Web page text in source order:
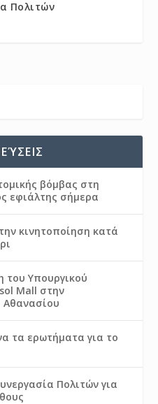
Πολιτών
βόμβας στη
εφιάλτης σήμερα
κινητοποίηση κατά
Υπουργικού
Mall στην
Αθανασίου
τα ερωτήματα για το
Πολιτών για